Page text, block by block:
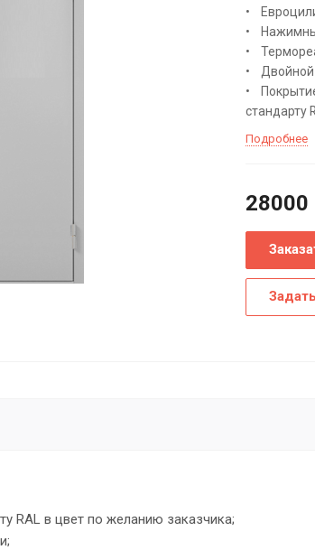
•
•
•
• Двойной
•
стандарту
Подробнее
28000
RAL в цвет по желанию заказчика;